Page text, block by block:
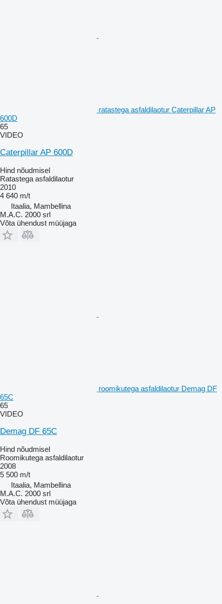
ratastega asfaldilaotur Caterpillar AP
600D
65
VIDEO
Caterpillar AP 600D
Hind nõudmisel
Ratastega asfaldilaotur
2010
4 640 m/t
Itaalia, Mambellina
M.A.C. 2000 srl
Võta ühendust müüjaga
roomikutega asfaldilaotur Demag DF
65C
65
VIDEO
Demag DF 65C
Hind nõudmisel
Roomikutega asfaldilaotur
2008
5 500 m/t
Itaalia, Mambellina
M.A.C. 2000 srl
Võta ühendust müüjaga